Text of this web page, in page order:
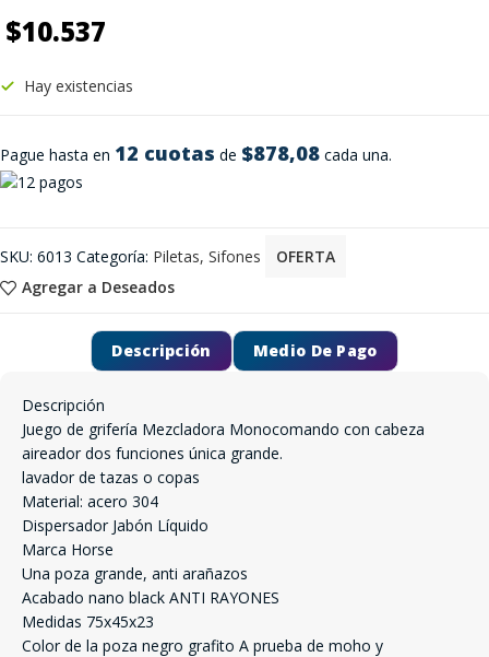
$10.537
Pague hasta en 12 cuotas de $878,08 cada una.
Hay existencias
Agregar a Deseados
SKU: 6013 Categoría: Piletas, Sifones OFERTA
Descripción Medio De Pago
Descripción
Juego de grifería Mezcladora Monocomando con cabeza
aireador dos funciones única grande.
lavador de tazas o copas
Material: acero 304
Dispersador Jabón Líquido
Marca Horse
Una poza grande, anti arañazos
Acabado nano black ANTI RAYONES
Medidas 75x45x23
Color de la poza negro grafito A prueba de moho y